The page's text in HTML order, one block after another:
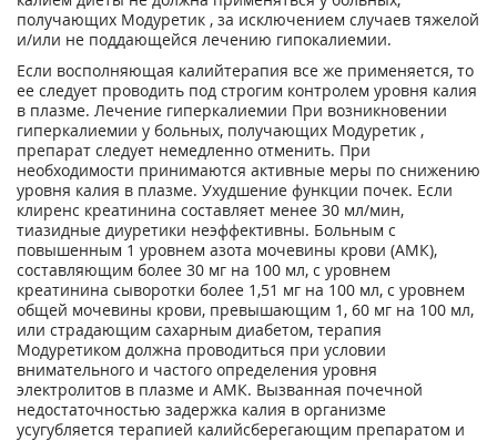
получающих Модуретик , за исключением случаев тяжелой
и/или не поддающейся лечению гипокалиемии.
Если восполняющая калийтерапия все же применяется, то
ее следует проводить под строгим контролем уровня калия
в плазме. Лечение гиперкалиемии При возникновении
гиперкалиемии у больных, получающих Модуретик ,
препарат следует немедленно отменить. При
необходимости принимаются активные меры по снижению
уровня калия в плазме. Ухудшение функции почек. Если
клиренс креатинина составляет менее 30 мл/мин,
тиазидные диуретики неэффективны. Больным с
повышенным 1 уровнем азота мочевины крови (АМК),
составляющим более 30 мг на 100 мл, с уровнем
креатинина сыворотки более 1,51 мг на 100 мл, с уровнем
общей мочевины крови, превышающим 1, 60 мг на 100 мл,
или страдающим сахарным диабетом, терапия
Модуретиком должна проводиться при условии
внимательного и частого определения уровня
электролитов в плазме и АМК. Вызванная почечной
недостаточностью задержка калия в организме
усугубляется терапией калийсберегающим препаратом и